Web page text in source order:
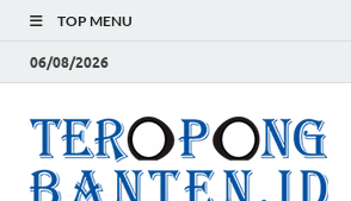
TOP MENU
06/08/2026